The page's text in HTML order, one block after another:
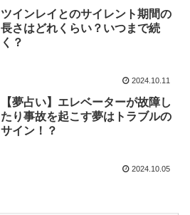
ツインレイとのサイレント期間の
長さはどれくらい？いつまで続
く？
2024.10.11
【夢占い】エレベーターが故障し
たり事故を起こす夢はトラブルの
サイン！？
2024.10.05